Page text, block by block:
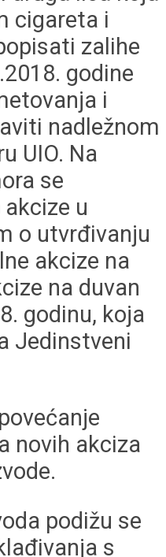
cigareta i
zalihe
godine
i
nadležnom
UIO. Na
se
u
o utvrđivanju
akcize na
na duvan
godinu, koja
Jedinstveni
novih akciza
podižu se
s